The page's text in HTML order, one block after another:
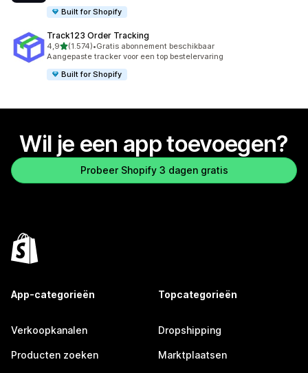
Built for Shopify
Track123 Order Tracking
4,9van 5 sterren
(1.574)
1574 recensies in totaal
•Gratis abonnement beschikbaar
Aangepaste tracker voor een top bestelervaring
Built for Shopify
Wil je een app toevoegen?
Probeer Shopify 3 dagen gratis
App-categorieën
Verkoopkanalen
Producten zoeken
Topcategorieën
Dropshipping
Marktplaatsen